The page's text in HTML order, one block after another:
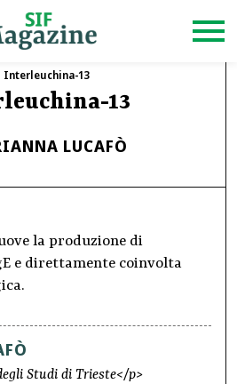
Interleuchina-13
13
LUCAFÒ
la produzione di
e direttamente coinvolta
Studi di Trieste</p>